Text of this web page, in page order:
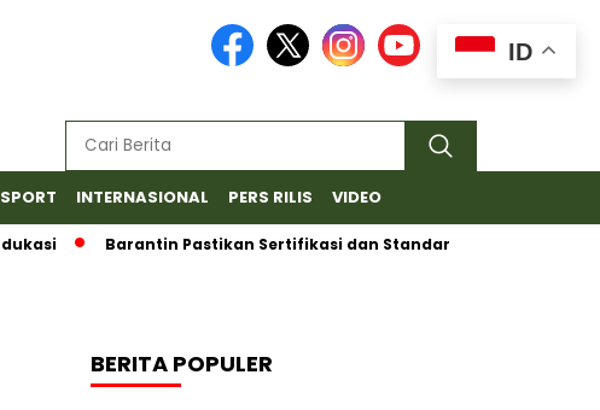
SPORT INTERNASIONAL PERS RILIS VIDEO
Barantin Pastikan Sertifikasi dan Standar Ketat untuk Ekspor
BERITA POPULER
ID